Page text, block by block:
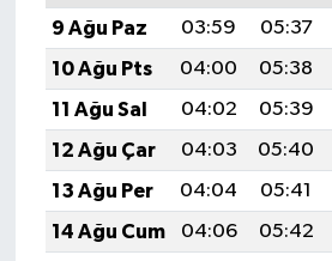
9 Ağu Paz
03:59 05:37
10 Ağu Pts
04:00 05:38
11 Ağu Sal
04:02 05:39
12 Ağu Çar
04:03 05:40
13 Ağu Per
04:04 05:41
14 Ağu Cum
04:06 05:42